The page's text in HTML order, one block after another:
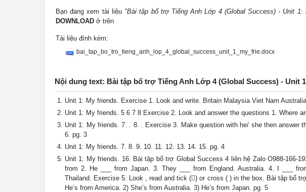
Bạn đang xem tài liệu "Bài tập bổ trợ Tiếng Anh Lớp 4 (Global Success) - Unit 1:
DOWNLOAD ở trên
Tài liệu đính kèm:
bai_tap_bo_tro_tieng_anh_lop_4_global_success_unit_1_my_frie.docx
Nội dung text: Bài tập bổ trợ Tiếng Anh Lớp 4 (Global Success) - Unit
Unit 1: My friends. Exercise 1. Look and write. Britain Malaysia Viet Nam
Unit 1: My friends. 5 6 7 8 Exercise 2. Look and answer the questions 1. Where
Unit 1: My friends. 7. . 8. . Exercise 3. Make question with he/ she then answer
6. pg. 3
Unit 1: My friends. 7. 8. 9. 10. 11. 12. 13. 14. 15. pg. 4
Unit 1: My friends. 16. Bài tập bổ trợ Global Success 4 liên hệ Zalo O988-166-
from 2. He ___ from Japan. 3. They ___ from England. Australia. 4. I ___
Thailand. Exercise 5. Look , read and tick () or cross ( ) in the box. Bài tập bổ
He’s from America. 2) She’s from Australia. 3) He’s from Japan. pg. 5